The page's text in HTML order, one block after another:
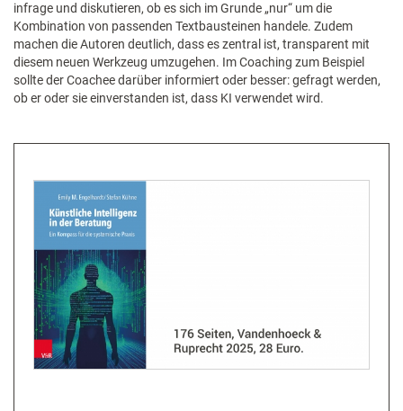
infrage und diskutieren, ob es sich im Grunde „nur“ um die
Kombination von passenden Textbausteinen handele. Zudem
machen die Autoren deutlich, dass es zentral ist, transparent mit
diesem neuen Werkzeug umzugehen. Im Coaching zum Beispiel
sollte der Coachee darüber informiert oder besser: gefragt werden,
ob er oder sie einverstanden ist, dass KI verwendet wird.